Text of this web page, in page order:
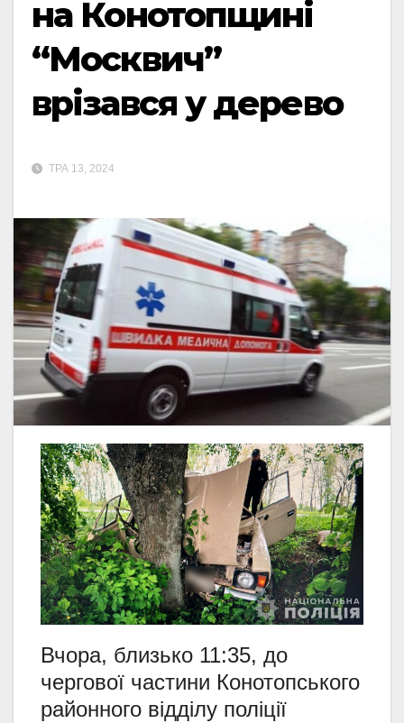
на Конотопщині
“Москвич”
врізався у дерево
ТРА 13, 2024
Вчора, близько 11:35, до
чергової частини Конотопського
районного відділу поліції